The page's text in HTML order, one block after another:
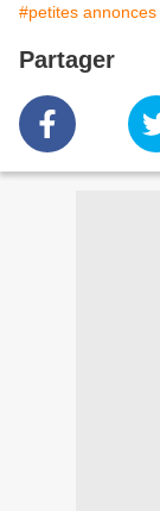
#petites annonces
Partager